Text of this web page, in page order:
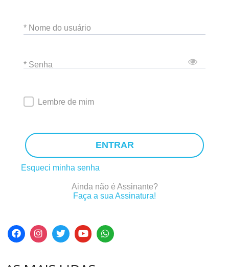
* Nome do usuário
* Senha
Lembre de mim
ENTRAR
Esqueci minha senha
Ainda não é Assinante?
Faça a sua Assinatura!